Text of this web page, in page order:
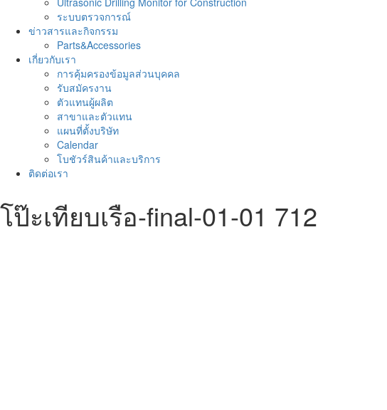
ระบบตรวจการณ์
ข่าวสารและกิจกรรม
Parts&Accessories
เกี่ยวกับเรา
การคุ้มครองข้อมูลส่วนบุคคล
รับสมัครงาน
ตัวแทนผู้ผลิต
สาขาและตัวแทน
แผนที่ตั้งบริษัท
Calendar
โบชัวร์สินค้าและบริการ
ติดต่อเรา
โป๊ะเทียบเรือ-final-01-01 712